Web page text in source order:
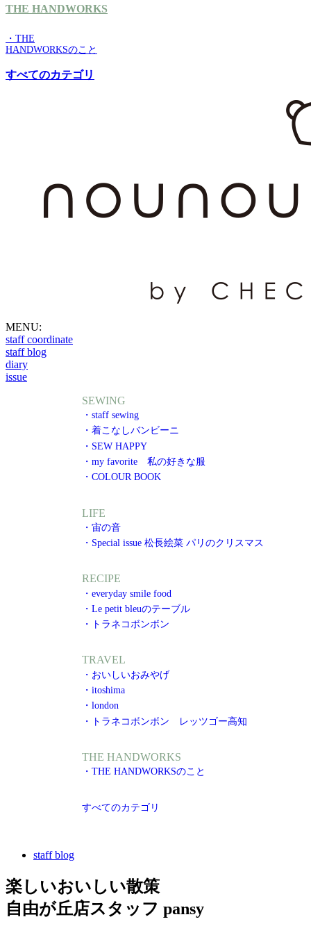
THE HANDWORKS
・THE
HANDWORKSのこと
すべてのカテゴリ
MENU:
staff coordinate
staff blog
diary
issue
SEWING
・staff sewing
・着こなしバンビーニ
・SEW HAPPY
・my favorite 私の好きな服
・COLOUR BOOK
LIFE
・宙の音
・Special issue 松長絵菜 パリのクリスマス
RECIPE
・everyday smile food
・Le petit bleuのテーブル
・トラネコボンボン
TRAVEL
・おいしいおみやげ
・itoshima
・london
・トラネコボンボン レッツゴー高知
THE HANDWORKS
・THE HANDWORKSのこと
すべてのカテゴリ
staff blog
楽しいおいしい散策
自由が丘店スタッフ pansy